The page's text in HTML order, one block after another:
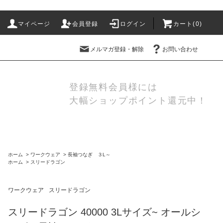
マイページ 会員登録 ログイン カート(0)
メルマガ登録・解除 お問い合わせ
登録無料会員様には
大幅ショップポイント還元中！
ホーム > ワークウェア > 長袖つなぎ ３L～
ホーム
> スリードラゴン
ワークウェア スリードラゴン
スリードラゴン 40000 3Lサイズ~ オールシ